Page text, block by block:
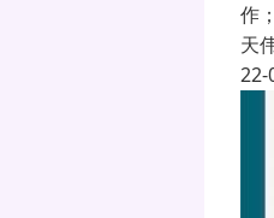
作
天
22-